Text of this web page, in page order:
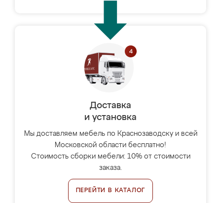
Доставка
и установка
Мы доставляем мебель по Краснозаводску и всей
Московской области бесплатно!
Стоимость сборки мебели: 10% от стоимости
заказа.
ПЕРЕЙТИ В КАТАЛОГ